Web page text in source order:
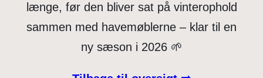
længe, før den bliver sat på vinterophold
sammen med havemøblerne – klar til en
ny sæson i 2026 🌱